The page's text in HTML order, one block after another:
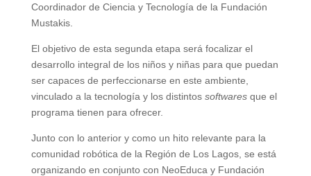
Coordinador de Ciencia y Tecnología de la Fundación
Mustakis.
El objetivo de esta segunda etapa será focalizar el
desarrollo integral de los niños y niñas para que puedan
ser capaces de perfeccionarse en este ambiente,
vinculado a la tecnología y los distintos softwaresque el
programa tienen para ofrecer.
Junto con lo anterior y como un hito relevante para la
comunidad robótica de la Región de Los Lagos, se está
organizando en conjunto con NeoEduca y Fundación